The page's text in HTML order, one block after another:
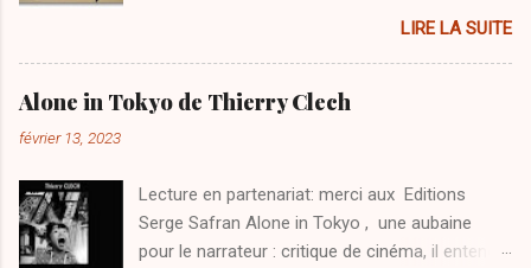
Le thème de la semaine : Les 10 livres que vous
garderiez à tout prix dans votre bibliothèque s'il
ne devait rester qu'eux 1. Ne tirez pas sur
l'oiseau moqueur de Harper Lee Une
Steinbeck Un coup de coeur de jeunesse, un
monument ! 3. L’ombre du vent de Carlos Ruis
Zafón Pour sa magie et son dépaysement
LIRE LA SUITE
Alone in Tokyo de Thierry Clech
février 13, 2023
Lecture en partenariat: merci aux Editions
Serge Safran Alone in Tokyo , une aubaine
pour le narrateur : critique de cinéma, il entend